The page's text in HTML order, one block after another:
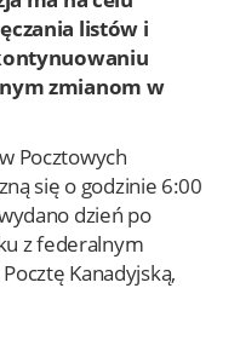
listów i
zmianom w
Pocztowych
się o godzinie 6:00
dzień po
z federalnym
Kanadyjską,